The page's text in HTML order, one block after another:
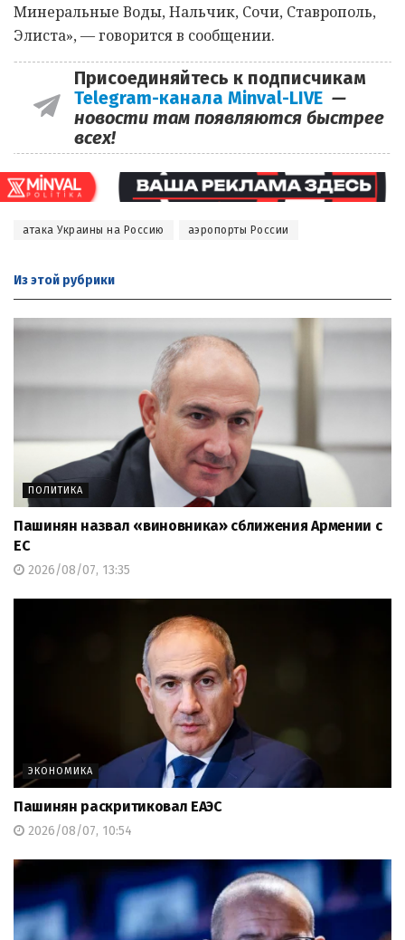
Минеральные Воды, Нальчик, Сочи, Ставрополь,
Элиста», — говорится в сообщении.
Присоединяйтесь к подписчикам
Telegram-канала Minval-LIVE —
новости там появляются быстрее
всех!
атака Украины на Россию аэропорты России
Из этой рубрики
ПОЛИТИКА
Пашинян назвал «виновника» сближения Армении с
ЕС
2026/08/07, 13:35
ЭКОНОМИКА
Пашинян раскритиковал ЕАЭС
2026/08/07, 10:54